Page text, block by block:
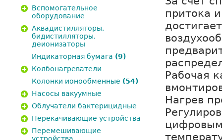
притока
Рабочая
Нагрев
Вспомогательное
оборудование
Аквадистилляторы,
бидистилляторы,
деионизаторы
Индикаторная бумага (9)
Колбонагреватели
Колонки ионообменные (54)
Насосы вакуумные
Облучатели бактерицидные
Перекачивающие устройства
Перемешивающие